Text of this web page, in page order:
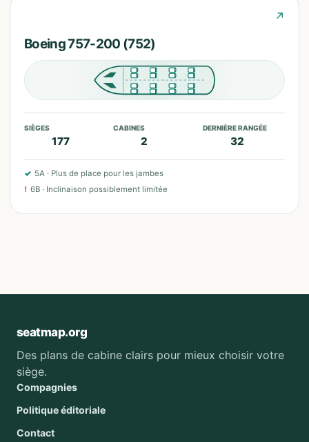
↗
Boeing 757-200 (752)
SIÈGES
177
CABINES
2
DERNIÈRE RANGÉE
32
✓ 5A · Plus de place pour les jambes
! 6B · Inclinaison possiblement limitée
seatmap.org
Des plans de cabine clairs pour mieux choisir votre
siège.
Compagnies
Politique éditoriale
Contact